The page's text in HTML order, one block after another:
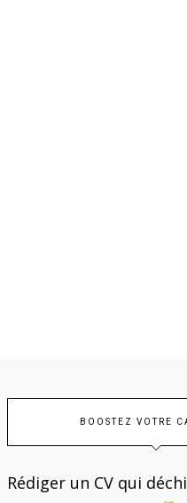
BOOSTEZ VOTRE
Rédiger un CV qui